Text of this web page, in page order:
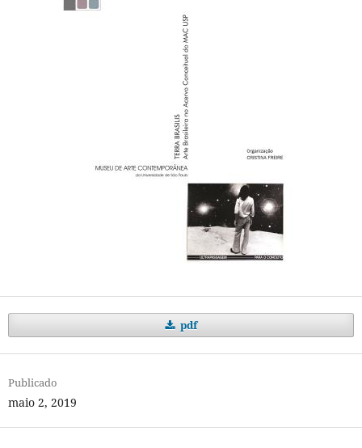
pdf
Publicado
maio 2, 2019